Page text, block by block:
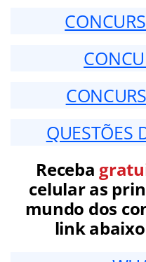
QUESTÕES
Receba
celular as
mundo dos
link